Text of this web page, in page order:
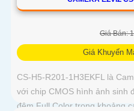
Giá Bán:
Giá Khuyến
CS-H5-R201-1H3EKFL là
với chip CMOS hình ảnh sinh
đêm Full Color trong khoảng